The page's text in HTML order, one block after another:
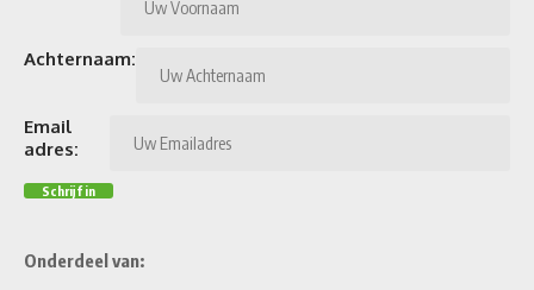
Achternaam:
Email
adres:
Onderdeel van: